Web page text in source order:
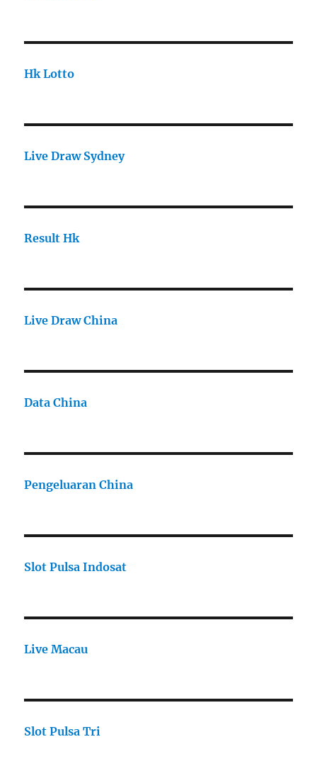
Hk Lotto
Live Draw Sydney
Result Hk
Live Draw China
Data China
Pengeluaran China
Slot Pulsa Indosat
Live Macau
Slot Pulsa Tri